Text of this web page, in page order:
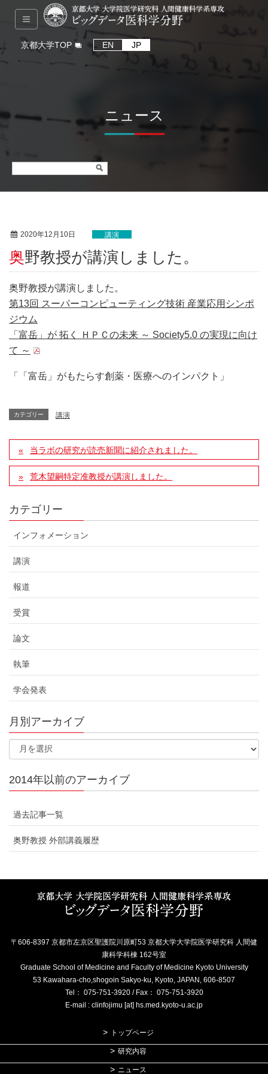
京都大学TOP EN JP
ニュース
2020年12月10日 講演
奥野教授が講演しました。
奥野教授が講演しました。
第13回 スーパーコンピューティング技術 産業応用シンポ
ジウム
「富岳」が 拓く ＨＰＣの未来 ～ Society5.0 の実現に向け
て ～
「「富岳」がもたらす創薬・医療へのインパクト」
カテゴリー 講演
当ラボの研究が読売新聞に紹介されました。
荒木望嗣特定准教授が講演しました。
カテゴリー
インフォメーション
講演
報道
受賞
論文
執筆
学会発表
月別アーカイブ
2014年以前のアーカイブ
過去記事一覧
奥野教授 外部講義履歴
〒606-8397 京都市左京区聖護院川原町53 京都大学大学院医学研究科 人間健
康科学科棟 162号室
Graduate School of Medicine and Faculty of Medicine Kyoto University
53 Kawahara-cho,shogoin Sakyo-ku, Kyoto, JAPAN, 606-8507
Tel： 075-751-3920 / Fax： 075-751-3920
E-mail : clinfojimu [at] hs.med.kyoto-u.ac.jp
トップページ
研究内容
ニュース